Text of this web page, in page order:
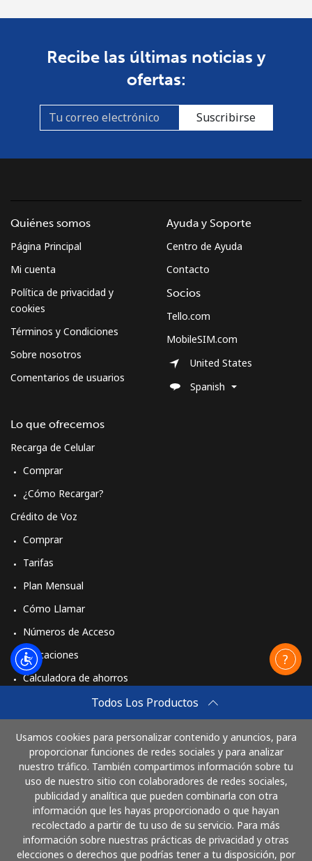
Recibe las últimas noticias y
ofertas:
Suscribirse
Todos Los Productos
Usamos cookies para personalizar contenido y anuncios, para
proporcionar funciones de redes sociales y para analizar
nuestro tráfico. También compartimos información sobre tu
uso de nuestro sitio con colaboradores de redes sociales,
publicidad y analítica que pueden combinarla con otra
información que les hayas proporcionado o que hayan
recolectado a partir de tu uso de su servicio. Para más
información sobre nuestras prácticas de privacidad y otras
elecciones o derechos que podrías tener a tu disposición, por
Quiénes somos
Página Principal
Mi cuenta
Política de privacidad y
cookies
Términos y Condiciones
Sobre nosotros
Comentarios de usuarios
Lo que ofrecemos
Recarga de Celular
Comprar
¿Cómo Recargar?
Crédito de Voz
Comprar
Tarifas
Plan Mensual
Cómo Llamar
Números de Acceso
Aplicaciones
Calculadora de ahorros
Comprar
Cómo funciona
Ayuda y Soporte
Centro de Ayuda
Contacto
Socios
Tello.com
MobileSIM.com
United States
Spanish
Paga con